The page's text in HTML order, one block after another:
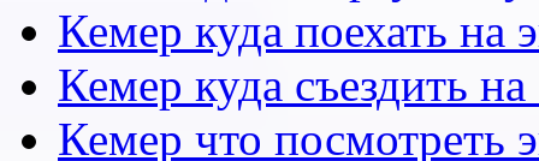
Кемер куда поехать на
Кемер куда съездить
Кемер что посмотреть